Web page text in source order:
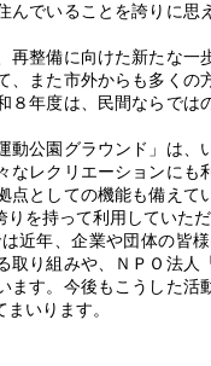
でいることを誇りに
整備に向けた新たな一
、また市外からも多く
８年度は、民間ならで
公園グラウンド」は、
なレクリエーションに
点としての機能も備え
を持って利用していた
年、企業や団体の皆
取り組みや、ＮＰＯ法
ます。今後もこうした
いります。